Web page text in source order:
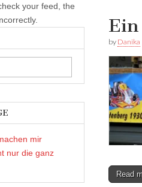
by Danika
Read
your feed, the
mir
nur die ganz